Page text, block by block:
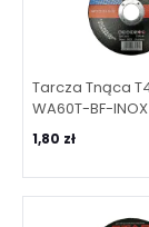
Tarcza Tnąca
WA60T-BF-INOX
1,80 zł